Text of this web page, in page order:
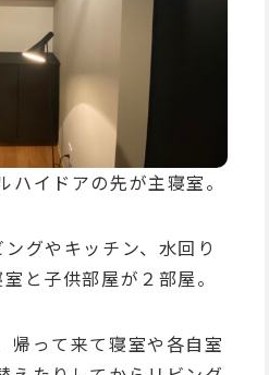
ハイドアの先が主寝室。
グやキッチン、水回り
と子供部屋が２部屋。
帰って来て寝室や各自室